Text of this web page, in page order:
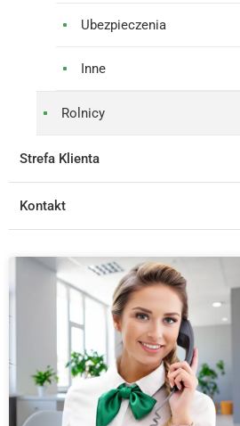
Ubezpieczenia
Inne
Rolnicy
Strefa Klienta
Kontakt